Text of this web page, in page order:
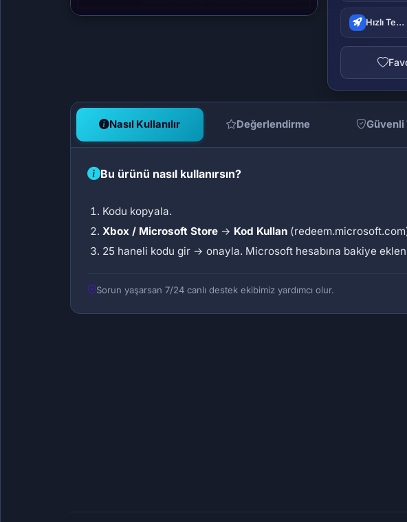
Hızlı Teslimat
Nasıl Kullanılır Değerlendirme
Bu ürünü nasıl kullanırsın?
Kodu kopyala.
Xbox / Microsoft Store → Kod Kullan
25 haneli kodu gir → onayla. Microsoft hesabına bakiye
Sorun yaşarsan 7/24 canlı destek ekibimiz yardımcı olur.